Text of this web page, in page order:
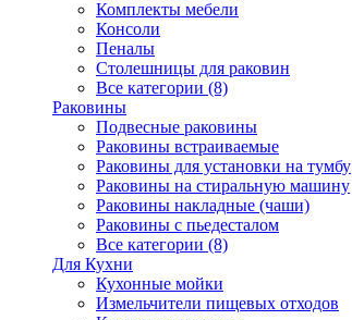
Комплекты мебели
Консоли
Пеналы
Столешницы для раковин
Все категории (8)
Раковины
Подвесные раковины
Раковины встраиваемые
Раковины для установки на тумбу
Раковины на стиральную машину
Раковины накладные (чаши)
Раковины с пьедесталом
Все категории (8)
Для Кухни
Кухонные мойки
Измельчители пищевых отходов